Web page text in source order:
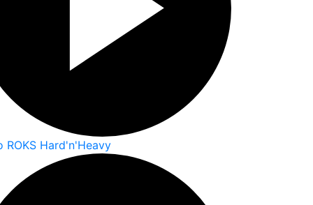
ROKS Hard'n'Heavy